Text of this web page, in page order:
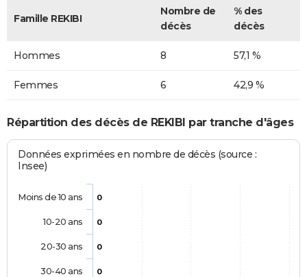
Famille REKIBI
Nombre de
décès
% des
décès
Hommes 8 57,1 %
Femmes 6 42,9 %
Répartition des décès de REKIBI par tranche d'âges
Données exprimées en nombre de décès (source :
Insee)
0
0
0
0
Moins de 10 ans
10-20 ans
20-30 ans
30-40 ans